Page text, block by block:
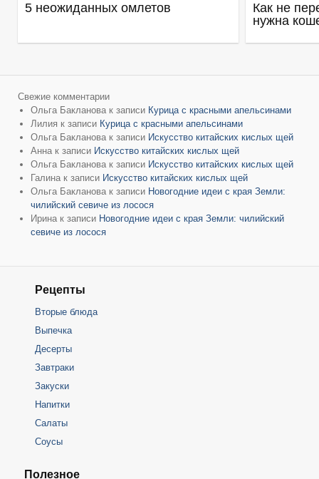
5 неожиданных омлетов
Как не
нужна
Свежие комментарии
Ольга Бакланова к записи Курица с красными апельсинами
Лилия к записи Курица с красными апельсинами
Ольга Бакланова к записи Искусство китайских кислых щей
Анна к записи Искусство китайских кислых щей
Ольга Бакланова к записи Искусство китайских кислых щей
Галина к записи Искусство китайских кислых щей
Ольга Бакланова к записи Новогодние идеи с края Земли:
чилийский севиче из лосося
Ирина к записи Новогодние идеи с края Земли: чилийский
севиче из лосося
Рецепты
Вторые блюда
Выпечка
Десерты
Завтраки
Закуски
Напитки
Салаты
Соусы
Полезное